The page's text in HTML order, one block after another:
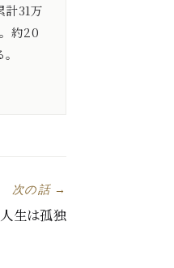
計31万
約20
次の話 →
人生は孤独